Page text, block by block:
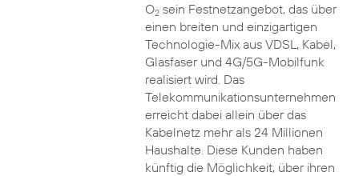
O2sein Festnetzangebot, das über
einen breiten und einzigartigen
Technologie-Mix aus VDSL, Kabel,
Glasfaser und 4G/5G-Mobilfunk
realisiert wird. Das
Telekommunikationsunternehmen
erreicht dabei allein über das
Kabelnetz mehr als 24 Millionen
Haushalte. Diese Kunden haben
künftig die Möglichkeit, über ihren